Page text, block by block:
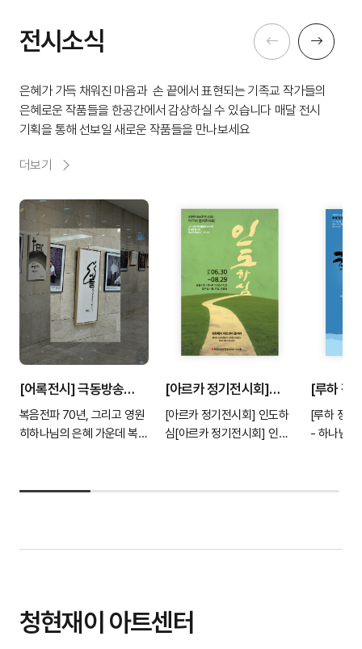
전시소식
은혜가 가득 채워진 마음과 손 끝에서 표현되는 기족교 작가들의
은혜로운 작품들을 한공간에서 감상하실 수 있습니다 매달 전시
기획을 통해 선보일 새로운 작품들을 만나보세요
더보기
[어록전시] 극동방송
창립 70주년 X 청현재이
어록전..
복음전파 70년, 그리고 영원
히하나님의 은혜 가운데 복음
주년 어록 전시가 진행됩니
[아르카 정기전시회]
인도하심
[아르카 정기전시회] 인도하
심[아르카 정기전시회] 인도
월 29일시간 : 화~토 11시 ~
[루하 정
코람데오
[루하 정기
- 하나님
장소 : 아트
청현재이 아트센터